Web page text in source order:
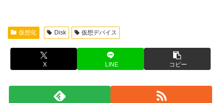
仮想化 Disk 仮想デバイス
X LINE コピー